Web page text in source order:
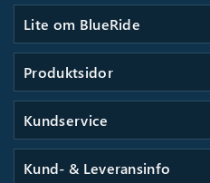
Lite om BlueRide
Produktsidor
Kundservice
Kund- & Leveransinfo